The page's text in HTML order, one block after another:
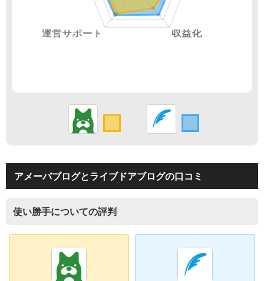
アメーバブログとライブドアブログの口コミ
使い勝手についての評判